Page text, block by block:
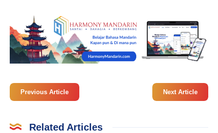
Previous Article Next Article
Related Articles